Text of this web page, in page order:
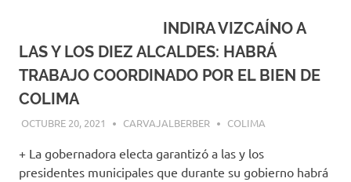
INDIRA VIZCAÍNO A
LAS Y LOS DIEZ ALCALDES: HABRÁ
TRABAJO COORDINADO POR EL BIEN DE
COLIMA
OCTUBRE 20, 2021 CARVAJALBERBER COLIMA
+ La gobernadora electa garantizó a las y los
presidentes municipales que durante su gobierno habrá